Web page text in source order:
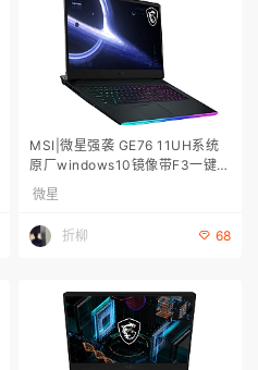
MSI|微星强袭 GE76 11UH系统
原厂windows10镜像带F3一键恢
复 微星原厂系统下载；微星系统
恢复出厂
微星
折柳 68